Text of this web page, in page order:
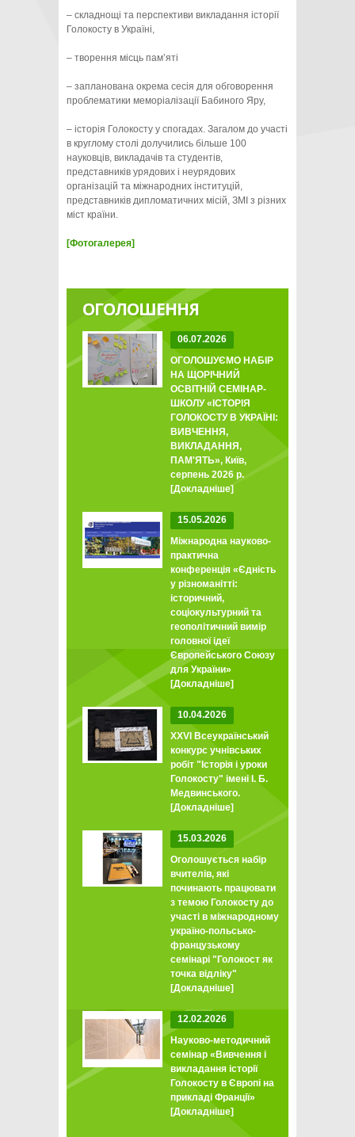
– складнощі та перспективи викладання історії
Голокосту в Україні,
– творення місць пам’яті
– запланована окрема сесія для обговорення
проблематики меморіалізації Бабиного Яру,
– історія Голокосту у спогадах. Загалом до участі
в круглому столі долучились більше 100
науковців, викладачів та студентів,
представників урядових і неурядових
організацій та міжнародних інституцій,
представників дипломатичних місій, ЗМІ з різних
міст країни.
[Фотогалерея]
ОГОЛОШЕННЯ
06.07.2026
ОГОЛОШУЄМО НАБІР
НА ЩОРІЧНИЙ
ОСВІТНІЙ СЕМІНАР-
ШКОЛУ «ІСТОРІЯ
ГОЛОКОСТУ В УКРАЇНІ:
ВИВЧЕННЯ,
ВИКЛАДАННЯ,
ПАМ'ЯТЬ», Київ,
серпень 2026 р.
[Докладніше]
15.05.2026
Міжнародна науково-
практична
конференція «Єдність
у різноманітті:
історичний,
соціокультурний та
геополітичний вимір
головної ідеї
Європейського Союзу
для України»
[Докладніше]
10.04.2026
XXVI Всеукраїнський
конкурс учнівських
робіт "Історія і уроки
Голокосту" імені І. Б.
Медвинського.
[Докладніше]
15.03.2026
Оголошується набір
вчителів, які
починають працювати
з темою Голокосту до
участі в міжнародному
україно-польсько-
французькому
семінарі "Голокост як
точка відліку"
[Докладніше]
12.02.2026
Науково-методичний
семінар «Вивчення і
викладання історії
Голокосту в Європі на
прикладі Франції»
[Докладніше]